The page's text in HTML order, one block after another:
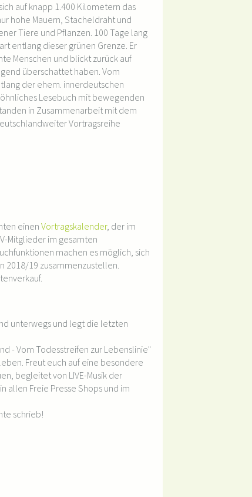
auf knapp 1.400 Kilometern das
hohe Mauern, Stacheldraht und
Tiere und Pflanzen. 100 Tage lang
entlang dieser grünen Grenze. Er
Menschen und blickt zurück auf
überschattet haben. Vom
der ehem. innerdeutschen
Lesebuch mit bewegenden
in Zusammenarbeit mit dem
Vortragsreihe
einen Vortragskalender, der im
Mitglieder im gesamten
machen es möglich, sich
2018/19 zusammenzustellen.
unterwegs und legt die letzten
- Vom Todesstreifen zur Lebenslinie"
Freut euch auf eine besondere
begleitet von LIVE-Musik der
allen Freie Presse Shops und im
schrieb!